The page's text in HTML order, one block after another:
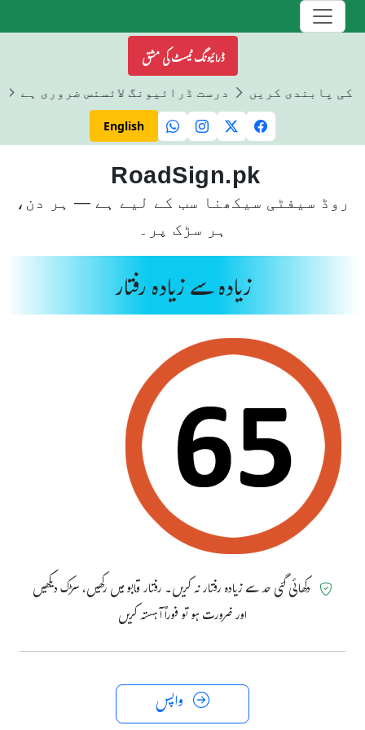
ڈرائیونگ ٹیسٹ کی مشق
کی پابندی کریں درست ڈرائیونگ لائسنس ضروری ہے
English
RoadSign.pk
روڈ سیفٹی سیکھنا سب کے لیے ہے — ہر دن،
ہر سڑک پر۔
زیادہ سے زیادہ رفتار
دکھائی گئی حد سے زیادہ رفتار نہ کریں۔ رفتار قابو میں رکھیں، سڑک دیکھیں
اور ضرورت ہو تو فوراً آہستہ کریں
واپس